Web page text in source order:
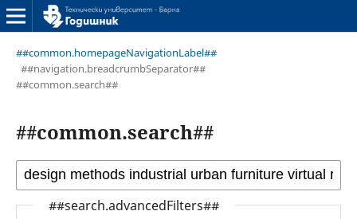
##common.homepageNavigationLabel##
##navigation.breadcrumbSeparator##
##common.search##
##common.search##
##search.advancedFilters##